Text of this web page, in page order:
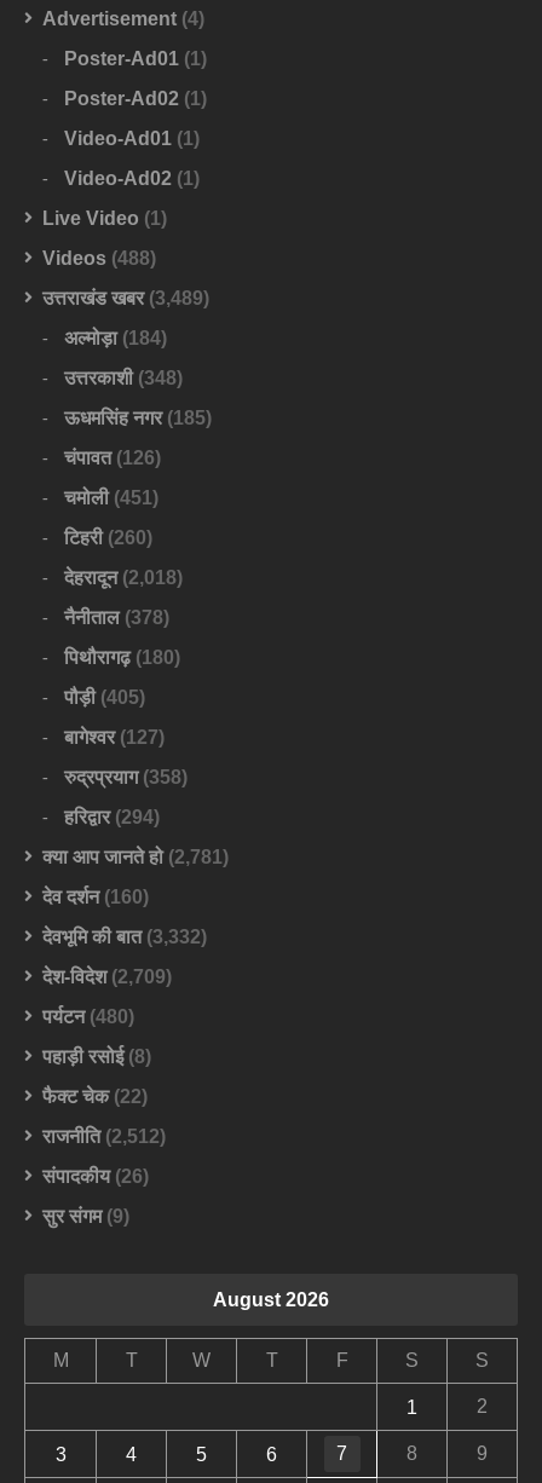
Advertisement (4)
Poster-Ad01 (1)
Poster-Ad02 (1)
Video-Ad01 (1)
Video-Ad02 (1)
Live Video (1)
Videos (488)
उत्तराखंड खबर(3,489)
अल्मोड़ा(184)
उत्तरकाशी(348)
ऊधमसिंह नगर(185)
चंपावत(126)
चमोली(451)
टिहरी(260)
देहरादून(2,018)
नैनीताल(378)
पिथौरागढ़(180)
पौड़ी(405)
बागेश्वर(127)
रुद्रप्रयाग(358)
हरिद्वार(294)
क्या आप जानते हो(2,781)
देव दर्शन(160)
देवभूमि की बात(3,332)
देश-विदेश(2,709)
पर्यटन(480)
पहाड़ी रसोई(8)
फैक्ट चेक(22)
राजनीति(2,512)
संपादकीय(26)
सुर संगम(9)
August 2026
M T W T F S S
1 2
3 4 5 6 7 8 9